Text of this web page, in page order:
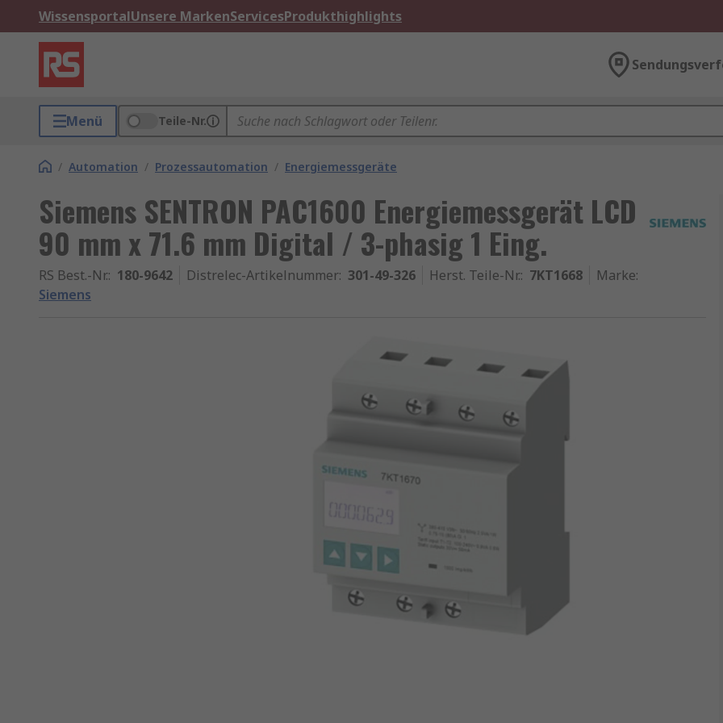
WissensportalUnsere MarkenServicesProdukthighlights
Menü Teile-Nr.
/ Automation / Prozessautomation / Energiemessgeräte
Siemens SENTRON PAC1600 Energiemessgerät LCD
90 mm x 71.6 mm Digital / 3-phasig 1 Eing.
RS Best.-Nr.: 180-9642 Distrelec-Artikelnummer: 301-49-326 Herst. Teile-Nr.: 7KT1668 Marke:
Siemens